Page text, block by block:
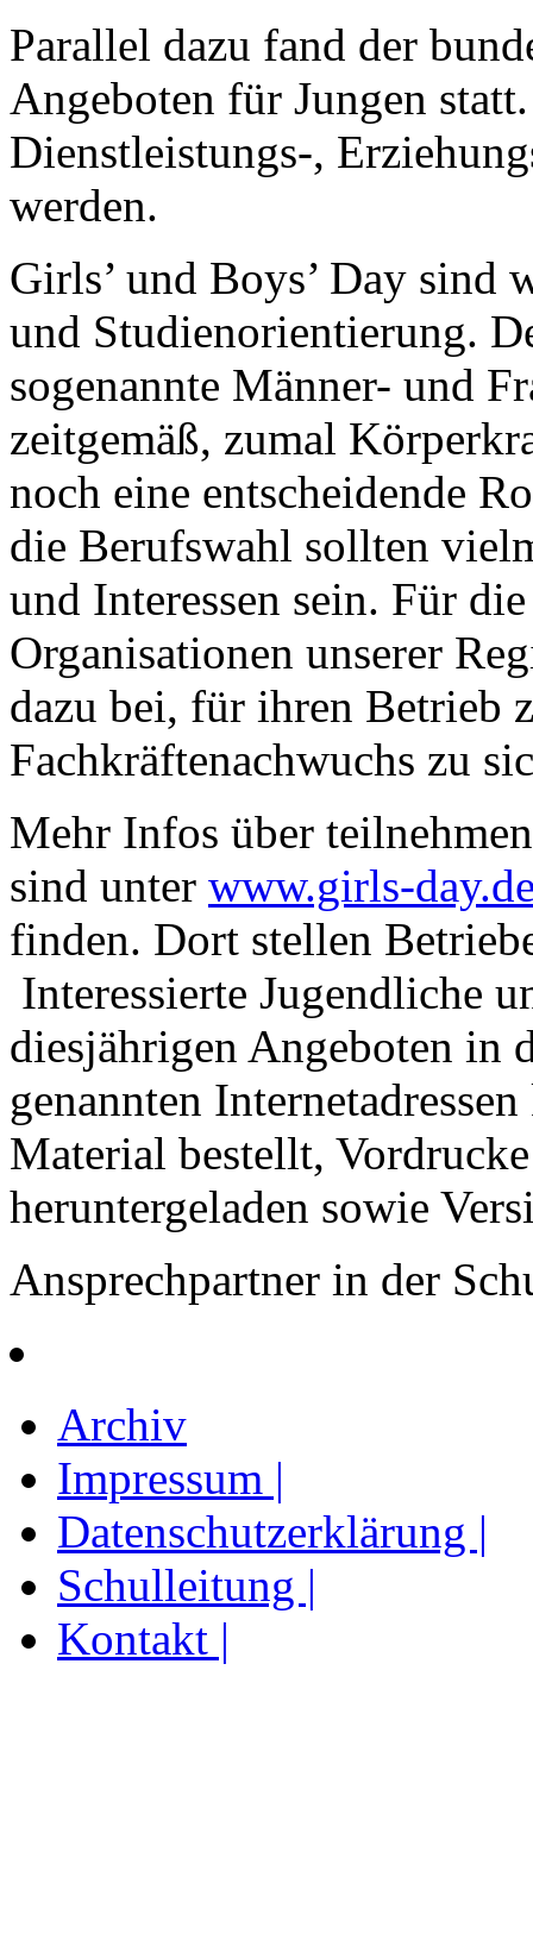
Parallel dazu fand der
Angeboten für Jungen
Dienstleistungs-,
werden.
Girls’ und Boys’ Day sind
und Studienorientierung.
sogenannte Männer- und
zeitgemäß, zumal
noch eine entscheidende
die Berufswahl sollten
und Interessen sein. Für
Organisationen unserer
dazu bei, für ihren Betrieb
Fachkräftenachwuchs zu
Mehr Infos über
sind unter www.girls-
finden. Dort stellen
Interessierte Jugendliche
diesjährigen Angeboten in
genannten
Material bestellt,
heruntergeladen sowie
Ansprechpartner in der
Archiv
Impressum |
Datenschutzerklärung |
Schulleitung |
Kontakt |